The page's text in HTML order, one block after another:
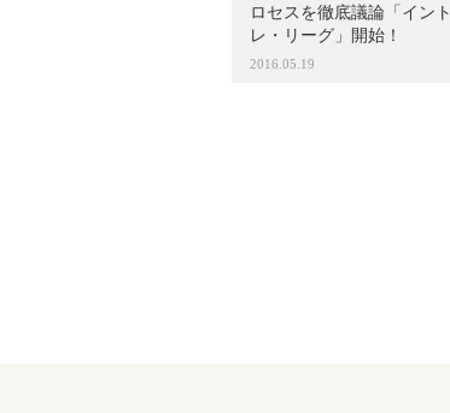
ロセスを徹底議論「イント
レ・リーグ」開始！
2016.05.19